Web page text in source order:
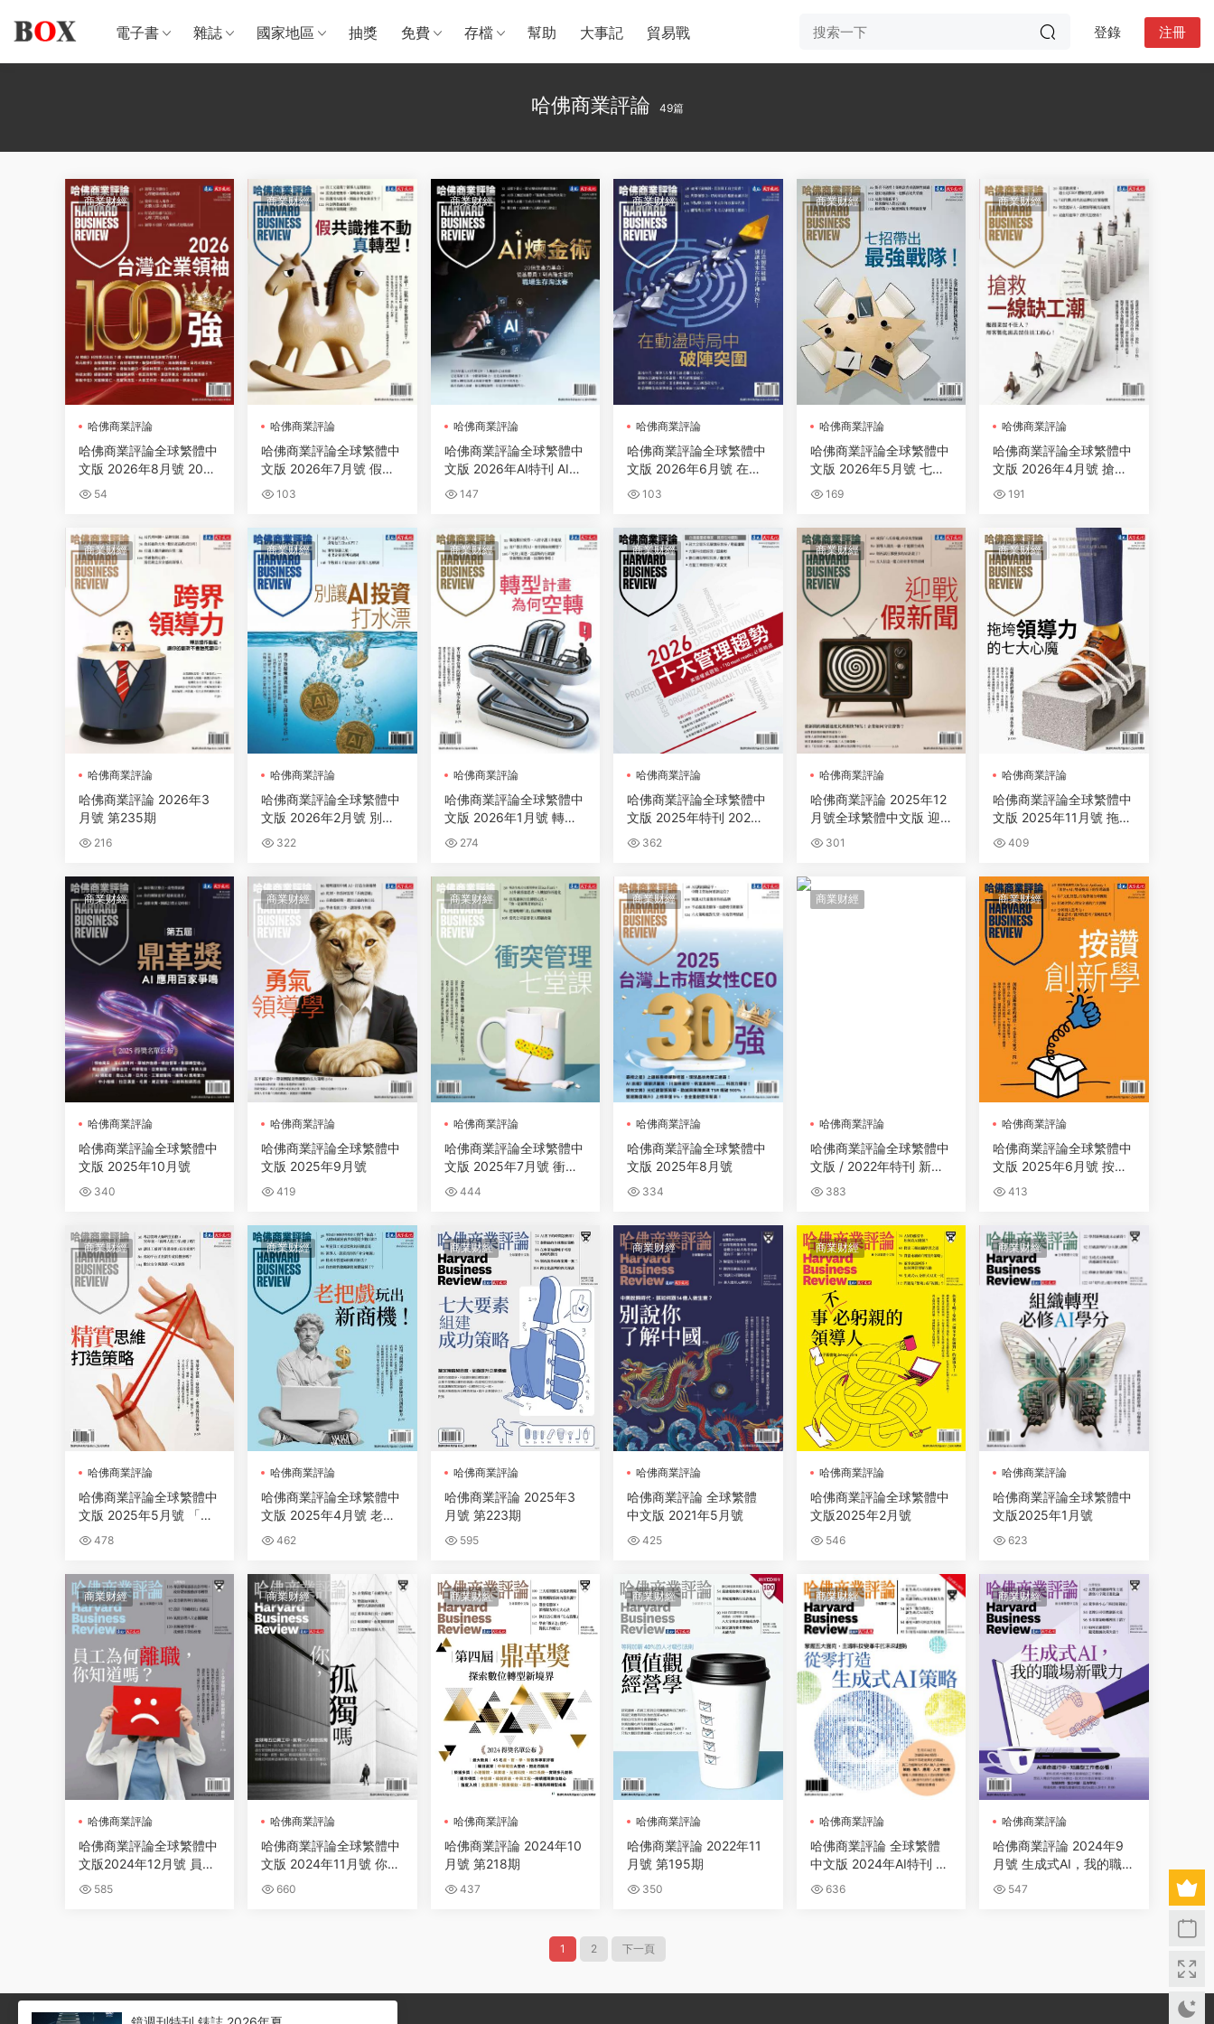
電子書 雜誌 國家地區 抽獎 免費 存檔 幫助 大事記 貿易戰 登錄 注冊
哈佛商業評論 49篇
商業财經
哈佛商業評論
哈佛商業評論全球繁體中
文版 2026年8月號 2026
台灣企業領袖100強
54
商業财經
哈佛商業評論
哈佛商業評論全球繁體中
文版 2026年7月號 假共
識推不動真轉型！
103
商業财經
哈佛商業評論
哈佛商業評論全球繁體中
文版 2026年AI特刊 AI煉
金術
147
商業财經
哈佛商業評論
哈佛商業評論全球繁體中
文版 2026年6月號 在動
盪時局中破陣突圍
103
商業财經
哈佛商業評論
哈佛商業評論全球繁體中
文版 2026年5月號 七招
帶出最強戰隊！
169
商業财經
哈佛商業評論
哈佛商業評論全球繁體中
文版 2026年4月號 搶救
一線缺工潮
191
商業财經
哈佛商業評論
哈佛商業評論 2026年3
月號 第235期
216
商業财經
哈佛商業評論
哈佛商業評論全球繁體中
文版 2026年2月號 別讓A
I投資打水漂
322
商業财經
哈佛商業評論
哈佛商業評論全球繁體中
文版 2026年1月號 轉型
計畫為何空轉！
274
商業财經
哈佛商業評論
哈佛商業評論全球繁體中
文版 2025年特刊 2026
十大管理趨勢
362
商業财經
哈佛商業評論
哈佛商業評論 2025年12
月號全球繁體中文版 迎
戰假新聞
301
商業财經
哈佛商業評論
哈佛商業評論全球繁體中
文版 2025年11月號 拖垮
領導力的七大心魔
409
商業财經
哈佛商業評論
哈佛商業評論全球繁體中
文版 2025年10月號
340
商業财經
哈佛商業評論
哈佛商業評論全球繁體中
文版 2025年9月號
419
商業财經
哈佛商業評論
哈佛商業評論全球繁體中
文版 2025年7月號 衝突
管理七堂課
444
商業财經
哈佛商業評論
哈佛商業評論全球繁體中
文版 2025年8月號
334
商業财經
哈佛商業評論
哈佛商業評論全球繁體中
文版 / 2022年特刊 新時
代領導必修課 (完整版)
383
商業财經
哈佛商業評論
哈佛商業評論全球繁體中
文版 2025年6月號 按讚
創新學
413
商業财經
哈佛商業評論
哈佛商業評論全球繁體中
文版 2025年5月號 「精
實」思維打造策略
478
商業财經
哈佛商業評論
哈佛商業評論全球繁體中
文版 2025年4月號 老把
戲玩出新商機！
462
商業财經
哈佛商業評論
哈佛商業評論 2025年3
月號 第223期
595
商業财經
哈佛商業評論
哈佛商業評論 全球繁體
中文版 2021年5月號
425
商業财經
哈佛商業評論
哈佛商業評論全球繁體中
文版2025年2月號
546
商業财經
哈佛商業評論
哈佛商業評論全球繁體中
文版2025年1月號
623
商業财經
哈佛商業評論
哈佛商業評論全球繁體中
文版2024年12月號 員工
為何離職，你知道嗎？
585
商業财經
哈佛商業評論
哈佛商業評論全球繁體中
文版 2024年11月號 你孤
獨嗎660
商業财經
哈佛商業評論
哈佛商業評論 2024年10
月號 第218期
437
商業财經
哈佛商業評論
哈佛商業評論 2022年11
月號 第195期
350
商業财經
哈佛商業評論
哈佛商業評論 全球繁體
中文版 2024年AI特刊 從
零打造生成式AI策略
636
商業财經
哈佛商業評論
哈佛商業評論 2024年9
月號 生成式AI，我的職場
新戰力
547
1 2 下一頁